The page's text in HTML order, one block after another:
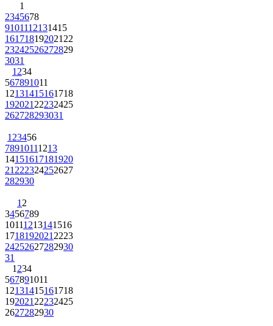
1
2345678
9101112131415
161718192021 22
23242526272829
3031
1 234
567891011
12131415161718
192021 22232425
262728293031
1 23456
78910111213
14151617181920
21 222324252627
282930
1 2
3456789
10111213141516
1718192021 2223
24252627282930
31
1 234
567891011
12131415161718
192021 22232425
2627282930